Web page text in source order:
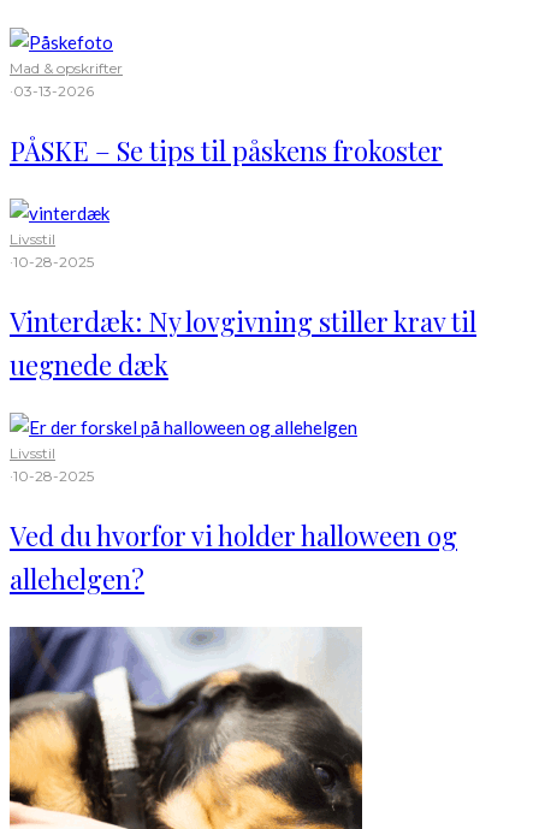
Mad & opskrifter
·03-13-2026
PÅSKE – Se tips til påskens frokoster
Livsstil
·10-28-2025
Vinterdæk: Ny lovgivning stiller krav til
uegnede dæk
Livsstil
·10-28-2025
Ved du hvorfor vi holder halloween og
allehelgen?